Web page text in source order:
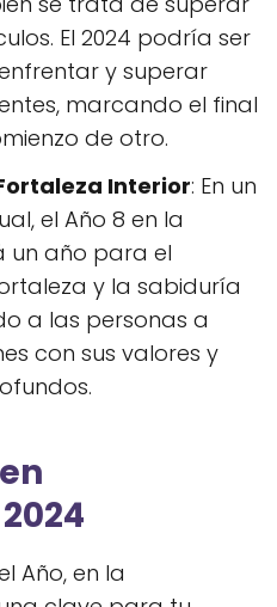
El 2024 podría ser
y superar
marcando el final
de otro.
Interior: En un
el Año 8 en la
un año para el
y la sabiduría
a las personas a
con sus valores y
Año, en la